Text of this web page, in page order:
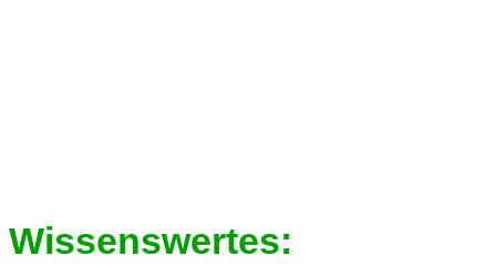
Wissenswertes: